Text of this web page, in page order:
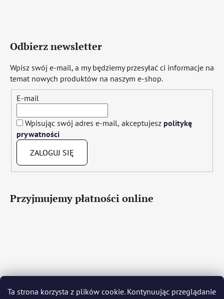
Ta strona korzysta z plików cookie. Kontynuując przeglądanie
Odbierz newsletter
Wpisz swój e-mail, a my będziemy przesyłać ci informacje na
temat nowych produktów na naszym e-shop.
E-mail
Wpisując swój adres e-mail, akceptujesz politykę
prywatności
ZALOGUJ SIĘ
Przyjmujemy płatności online
Język polski Română Italiano Español
Français